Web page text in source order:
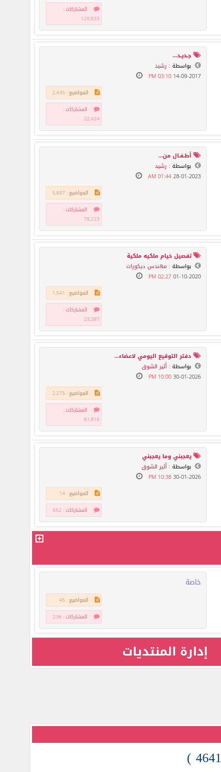
المشاركات :
120,833
جـديـد...
بواسطة : رشيد
14-09-2017
03:10 PM
المواضيع : 2,435
المشاركات :
22,424
أطـفـال من...
بواسطة : رشيد
28-01-2023
01:44 AM
المواضيع : 5,697
المشاركات :
78,223
تفصيل خيام ملكيه ملكية
بواسطة : مهندس ديكورات
01-10-2020
02:27 PM
المواضيع : 1,541
المشاركات :
23,397
دفتر التوقيع اليومي لاعضاء...
بواسطة : أثير الشوق
30-01-2026
10:00 PM
المواضيع : 2,275
المشاركات :
81,816
يعجبني وما يعجبني
بواسطة : أثير الشوق
30-01-2026
10:38 PM
المواضيع : 14
المشاركات : 652
خاصة
المواضيع : 45
المشاركات : 236
إدارة المنتديات